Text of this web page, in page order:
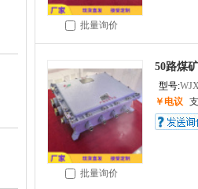
批量询价
批量询价
50路煤
型号:
￥电议